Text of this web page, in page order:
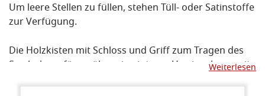
Um leere Stellen zu füllen, stehen Tüll- oder Satinstoffe
zur Verfügung.
Die Holzkisten mit Schloss und Griff zum Tragen des
Symbols verfügen über eine interne Verriegelung, mit
Weiterlesen